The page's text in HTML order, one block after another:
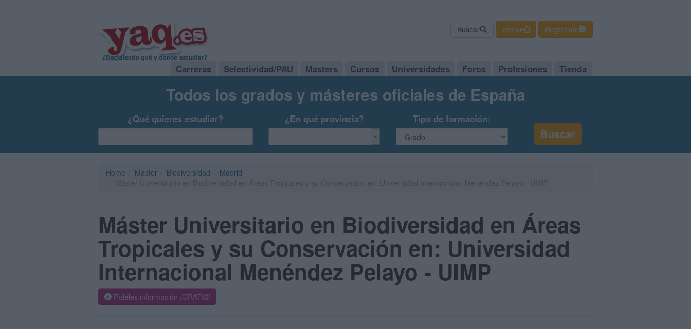
Buscar Entrar Regístrate
Carreras Selectividad/PAU Masters Cursos Universidades Foros Profesiones Tienda
Todos los grados y másteres oficiales de España
¿Qué quieres estudiar? ¿En qué provincia? Tipo de formación:
Home Máster Biodiversidad
Madrid
Máster Universitario en Biodiversidad en Áreas
Tropicales y su Conservación en: Universidad
Internacional Menéndez Pelayo - UIMP
Pídeles información ¡GRATIS!